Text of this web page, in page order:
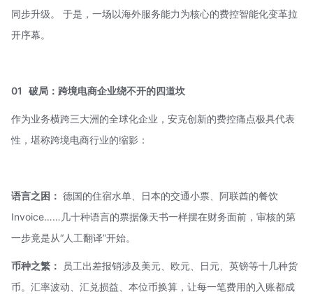
同步升级。 于是，一场以海外服务能力为核心的费控智能化变革拉
开序幕。
01 破局：跨境电商企业绕不开的四道坎
作为业务横跨三大洲的全球化企业，安克创新的费控痛点极具代表
性，堪称跨境电商行业的缩影：
语言之困： 德国的住宿水单、日本的交通小票、阿联酋的餐饮
Invoice……几十种语言的票据像天书一样摆在财务面前，审核的第
一步竟是从“人工翻译”开始。
币种之繁：
员工出差报销涉及美元、欧元、日元、英镑等十几种货
币。汇率波动、汇兑损益、本位币换算，让每一笔费用的入账都成